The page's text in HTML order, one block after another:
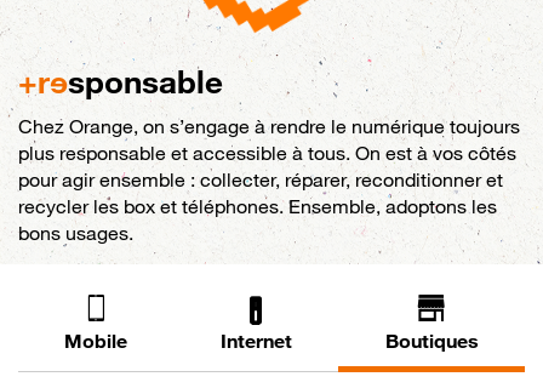
+responsable
Chez Orange, on s’engage à rendre le numérique toujours
plus responsable et accessible à tous. On est à vos côtés
pour agir ensemble : collecter, réparer, reconditionner et
recycler les box et téléphones. Ensemble, adoptons les
bons usages.
Mobile Internet Boutiques